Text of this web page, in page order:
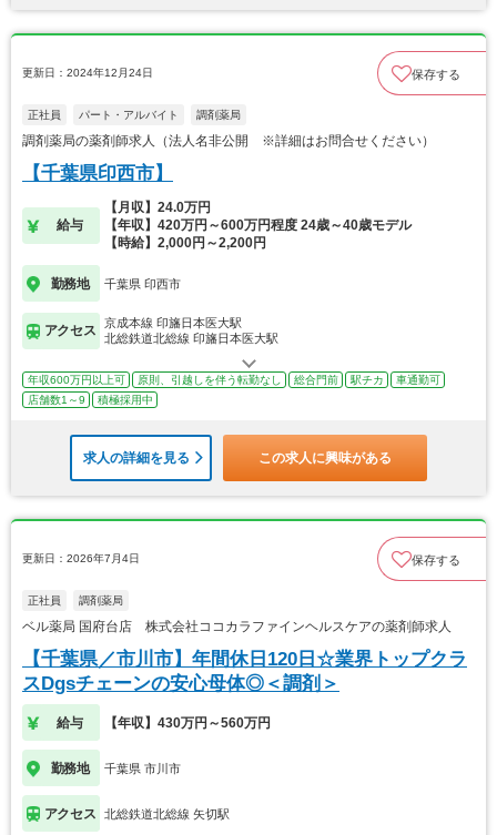
更新日：2024年12月24日 保存する
正社員 パート・アルバイト 調剤薬局
調剤薬局の薬剤師求人（法人名非公開 ※詳細はお問合せください）
【千葉県印西市】
給与
【月収】24.0万円
【年収】420万円～600万円程度 24歳～40歳モデル
【時給】2,000円～2,200円
勤務地 千葉県 印西市
アクセス
京成本線 印旛日本医大駅
北総鉄道北総線 印旛日本医大駅
年収600万円以上可 原則、引越しを伴う転勤なし 総合門前 駅チカ
車通勤可
店舗数1～9
積極採用中
求人の詳細を見る この求人に興味がある
更新日：2026年7月4日 保存する
正社員 調剤薬局
ベル薬局 国府台店 株式会社ココカラファインヘルスケアの薬剤師求人
【千葉県／市川市】年間休日120日☆業界トップクラ
スDgsチェーンの安心母体◎＜調剤＞
給与 【年収】430万円～560万円
勤務地 千葉県 市川市
アクセス 北総鉄道北総線 矢切駅